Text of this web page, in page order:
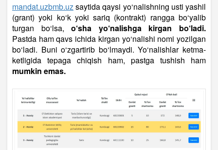
mandat.uzbmb.uz saytida qaysi yo‘nalishning usti yashil
(grant) yoki ko‘k yoki sariq (kontrakt) rangga bo‘yalib
turgan bo‘lsa,o‘sha yo‘nalishga kirgan bo‘ladi.
Pastda ham qavs ichida kirgan yo‘nalishi nomi yozilgan
bo‘ladi. Buni o‘zgartirib bo‘lmaydi. Yo‘nalishlar ketma-
ketligida tepaga chiqish ham, pastga tushish ham
mumkin emas.